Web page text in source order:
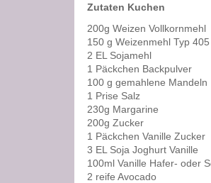
Zutaten Kuchen
200g Weizen Vollkornmehl
150 g Weizenmehl Typ 405
2 EL Sojamehl
1 Päckchen Backpulver
100 g gemahlene Mandeln
1 Prise Salz
230g Margarine
200g Zucker
1 Päckchen Vanille Zucker
3 EL Soja Joghurt Vanille
100ml Vanille Hafer- oder
2 reife Avocado